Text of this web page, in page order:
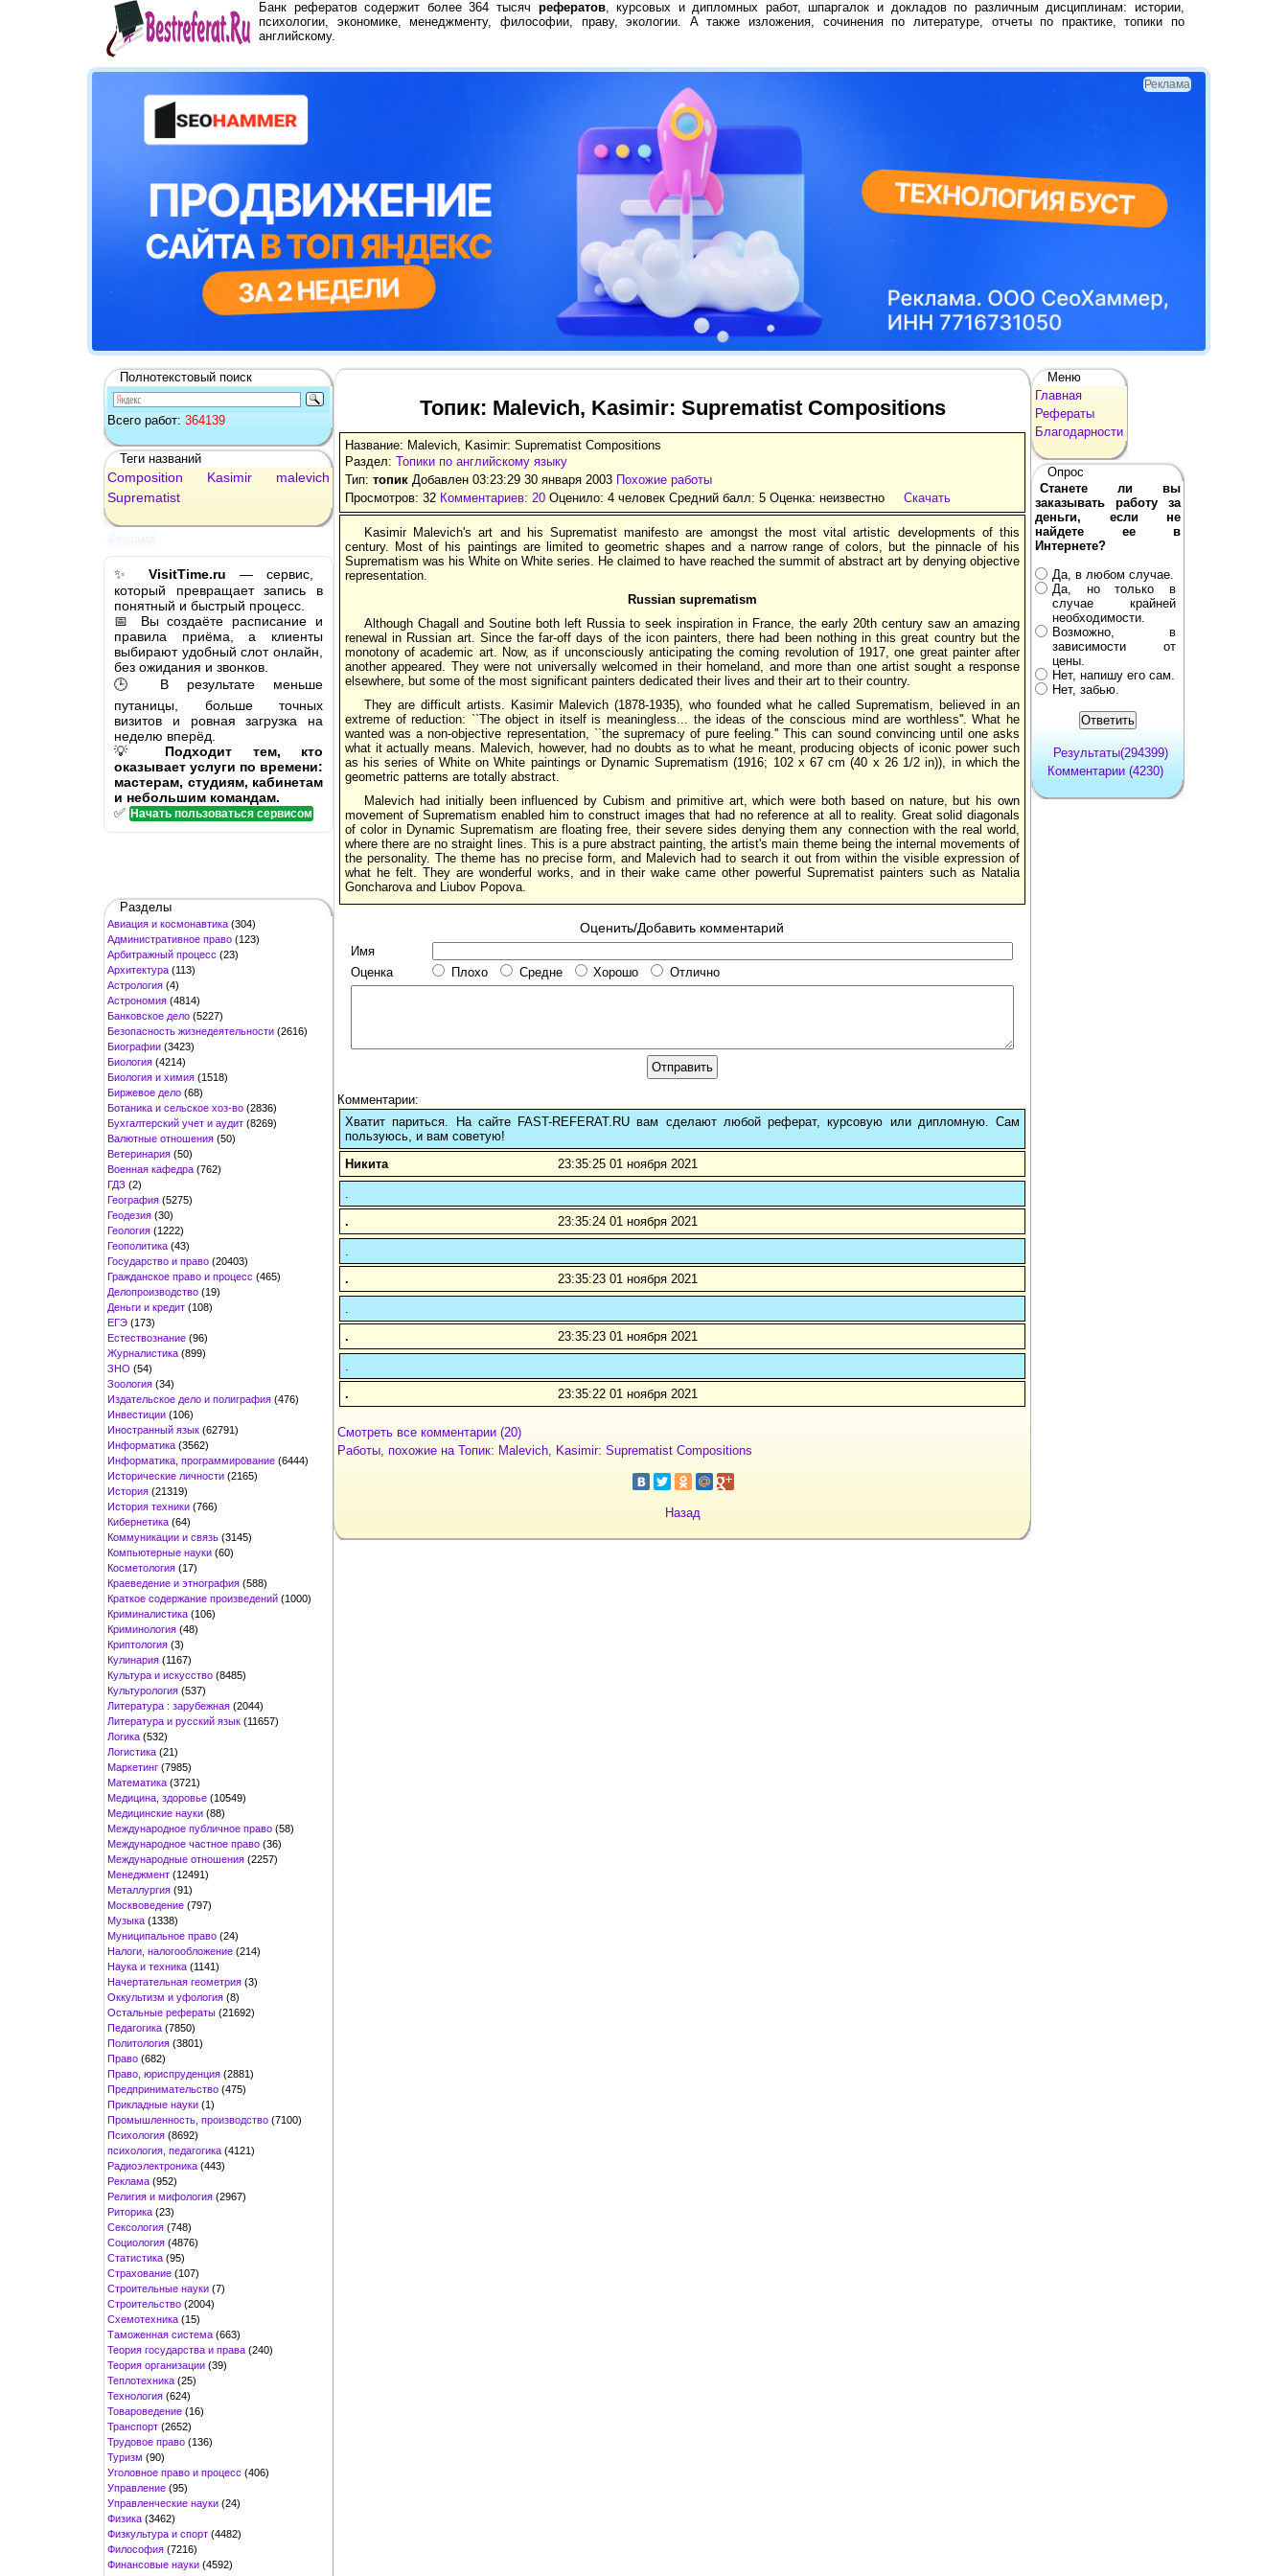
Банк рефератов содержит более 364 тысяч рефератов, курсовых и дипломных работ, шпаргалок и докладов по различным дисциплинам: истории,
психологии, экономике, менеджменту, философии, праву, экологии. А также изложения, сочинения по литературе, отчеты по практике, топики по
английскому.
Реклама
Полнотекстовый поиск
Всего работ: 364139
Теги названий
Composition Kasimir
malevich
Suprematist
✨ VisitTime.ru — сервис,
который превращает запись в
понятный и быстрый процесс.
📅 Вы создаёте расписание и
правила приёма, а клиенты
выбирают удобный слот онлайн,
без ожидания и звонков.
🕒 В результате меньше
путаницы, больше точных
визитов и ровная загрузка на
неделю вперёд.
💡 Подходит тем, кто
оказывает услуги по времени:
мастерам, студиям, кабинетам
и небольшим командам.
✅ Начать пользоваться сервисом
Разделы
Авиация и космонавтика (304)
Административное право (123)
Арбитражный процесс (23)
Архитектура (113)
Астрология (4)
Астрономия (4814)
Банковское дело (5227)
Безопасность жизнедеятельности (2616)
Биографии (3423)
Биология (4214)
Биология и химия (1518)
Биржевое дело (68)
Ботаника и сельское хоз-во (2836)
Бухгалтерский учет и аудит (8269)
Валютные отношения (50)
Ветеринария (50)
Военная кафедра (762)
ГДЗ (2)
География (5275)
Геодезия (30)
Геология (1222)
Геополитика (43)
Государство и право (20403)
Гражданское право и процесс (465)
Делопроизводство (19)
Деньги и кредит (108)
ЕГЭ (173)
Естествознание (96)
Журналистика (899)
ЗНО (54)
Зоология (34)
Издательское дело и полиграфия (476)
Инвестиции (106)
Иностранный язык (62791)
Информатика (3562)
Информатика, программирование (6444)
Исторические личности (2165)
История (21319)
История техники (766)
Кибернетика (64)
Коммуникации и связь (3145)
Компьютерные науки (60)
Косметология (17)
Краеведение и этнография (588)
Краткое содержание произведений (1000)
Криминалистика (106)
Криминология (48)
Криптология (3)
Кулинария (1167)
Культура и искусство (8485)
Культурология (537)
Литература : зарубежная (2044)
Литература и русский язык (11657)
Логика (532)
Логистика (21)
Маркетинг (7985)
Математика (3721)
Медицина, здоровье (10549)
Медицинские науки (88)
Международное публичное право (58)
Международное частное право (36)
Международные отношения (2257)
Менеджмент (12491)
Металлургия (91)
Москвоведение (797)
Музыка (1338)
Муниципальное право (24)
Налоги, налогообложение (214)
Наука и техника (1141)
Начертательная геометрия (3)
Оккультизм и уфология (8)
Остальные рефераты (21692)
Педагогика (7850)
Политология (3801)
Право (682)
Право, юриспруденция (2881)
Предпринимательство (475)
Прикладные науки (1)
Промышленность, производство (7100)
Психология (8692)
психология, педагогика (4121)
Радиоэлектроника (443)
Реклама (952)
Религия и мифология (2967)
Риторика (23)
Сексология (748)
Социология (4876)
Статистика (95)
Страхование (107)
Строительные науки (7)
Строительство (2004)
Схемотехника (15)
Таможенная система (663)
Теория государства и права (240)
Теория организации (39)
Теплотехника (25)
Технология (624)
Товароведение (16)
Транспорт (2652)
Трудовое право (136)
Туризм (90)
Уголовное право и процесс (406)
Управление (95)
Управленческие науки (24)
Физика (3462)
Физкультура и спорт (4482)
Философия (7216)
Финансовые науки (4592)
Топик: Malevich, Kasimir: Suprematist Compositions
Название: Malevich, Kasimir: Suprematist Compositions
Раздел: Топики по английскому языку
Тип: топик Добавлен 03:23:29 30 января 2003 Похожие работы
Просмотров: 32 Комментариев: 20 Оценило: 4 человек Средний балл: 5 Оценка: неизвестно Скачать
Kasimir Malevich's art and his Suprematist manifesto are amongst the most vital artistic developments of this
century. Most of his paintings are limited to geometric shapes and a narrow range of colors, but the pinnacle of his
Suprematism was his White on White series. He claimed to have reached the summit of abstract art by denying objective
representation.
Russian suprematism
Although Chagall and Soutine both left Russia to seek inspiration in France, the early 20th century saw an amazing
renewal in Russian art. Since the far-off days of the icon painters, there had been nothing in this great country but the
monotony of academic art. Now, as if unconsciously anticipating the coming revolution of 1917, one great painter after
another appeared. They were not universally welcomed in their homeland, and more than one artist sought a response
elsewhere, but some of the most significant painters dedicated their lives and their art to their country.
They are difficult artists. Kasimir Malevich (1878-1935), who founded what he called Suprematism, believed in an
extreme of reduction: ``The object in itself is meaningless... the ideas of the conscious mind are worthless''. What he
wanted was a non-objective representation, ``the supremacy of pure feeling.'' This can sound convincing until one asks
what it actually means. Malevich, however, had no doubts as to what he meant, producing objects of iconic power such
as his series of White on White paintings or Dynamic Suprematism (1916; 102 x 67 cm (40 x 26 1/2 in)), in which the
geometric patterns are totally abstract.
Malevich had initially been influenced by Cubism and primitive art, which were both based on nature, but his own
movement of Suprematism enabled him to construct images that had no reference at all to reality. Great solid diagonals
of color in Dynamic Suprematism are floating free, their severe sides denying them any connection with the real world,
where there are no straight lines. This is a pure abstract painting, the artist's main theme being the internal movements of
the personality. The theme has no precise form, and Malevich had to search it out from within the visible expression of
what he felt. They are wonderful works, and in their wake came other powerful Suprematist painters such as Natalia
Goncharova and Liubov Popova.
Оценить/Добавить комментарий
Имя
Оценка
Плохо Средне Хорошо Отлично
Комментарии:
Хватит париться. На сайте FAST-REFERAT.RU вам сделают любой реферат, курсовую или дипломную. Сам
пользуюсь, и вам советую!
Никита
23:35:25 01 ноября 2021
.
.
23:35:24 01 ноября 2021
.
.
23:35:23 01 ноября 2021
.
.
23:35:23 01 ноября 2021
.
.
23:35:22 01 ноября 2021
Смотреть все комментарии (20)
Работы, похожие на Топик: Malevich, Kasimir: Suprematist Compositions
Назад
Меню
Главная
Рефераты
Благодарности
Опрос
Станете ли вы
заказывать работу за
деньги, если не
найдете ее в
Интернете?
Да, в любом случае.
Да, но только в
случае крайней
необходимости.
Возможно, в
зависимости от
цены.
Нет, напишу его сам.
Нет, забью.
Результаты(294399)
Комментарии (4230)